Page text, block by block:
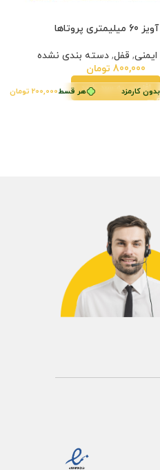
هر قسط200,000تومان • کارمزد
پروتاها
, قفل,دسته بندی نشده
800,000 تومان
افزودن به سبد خرید